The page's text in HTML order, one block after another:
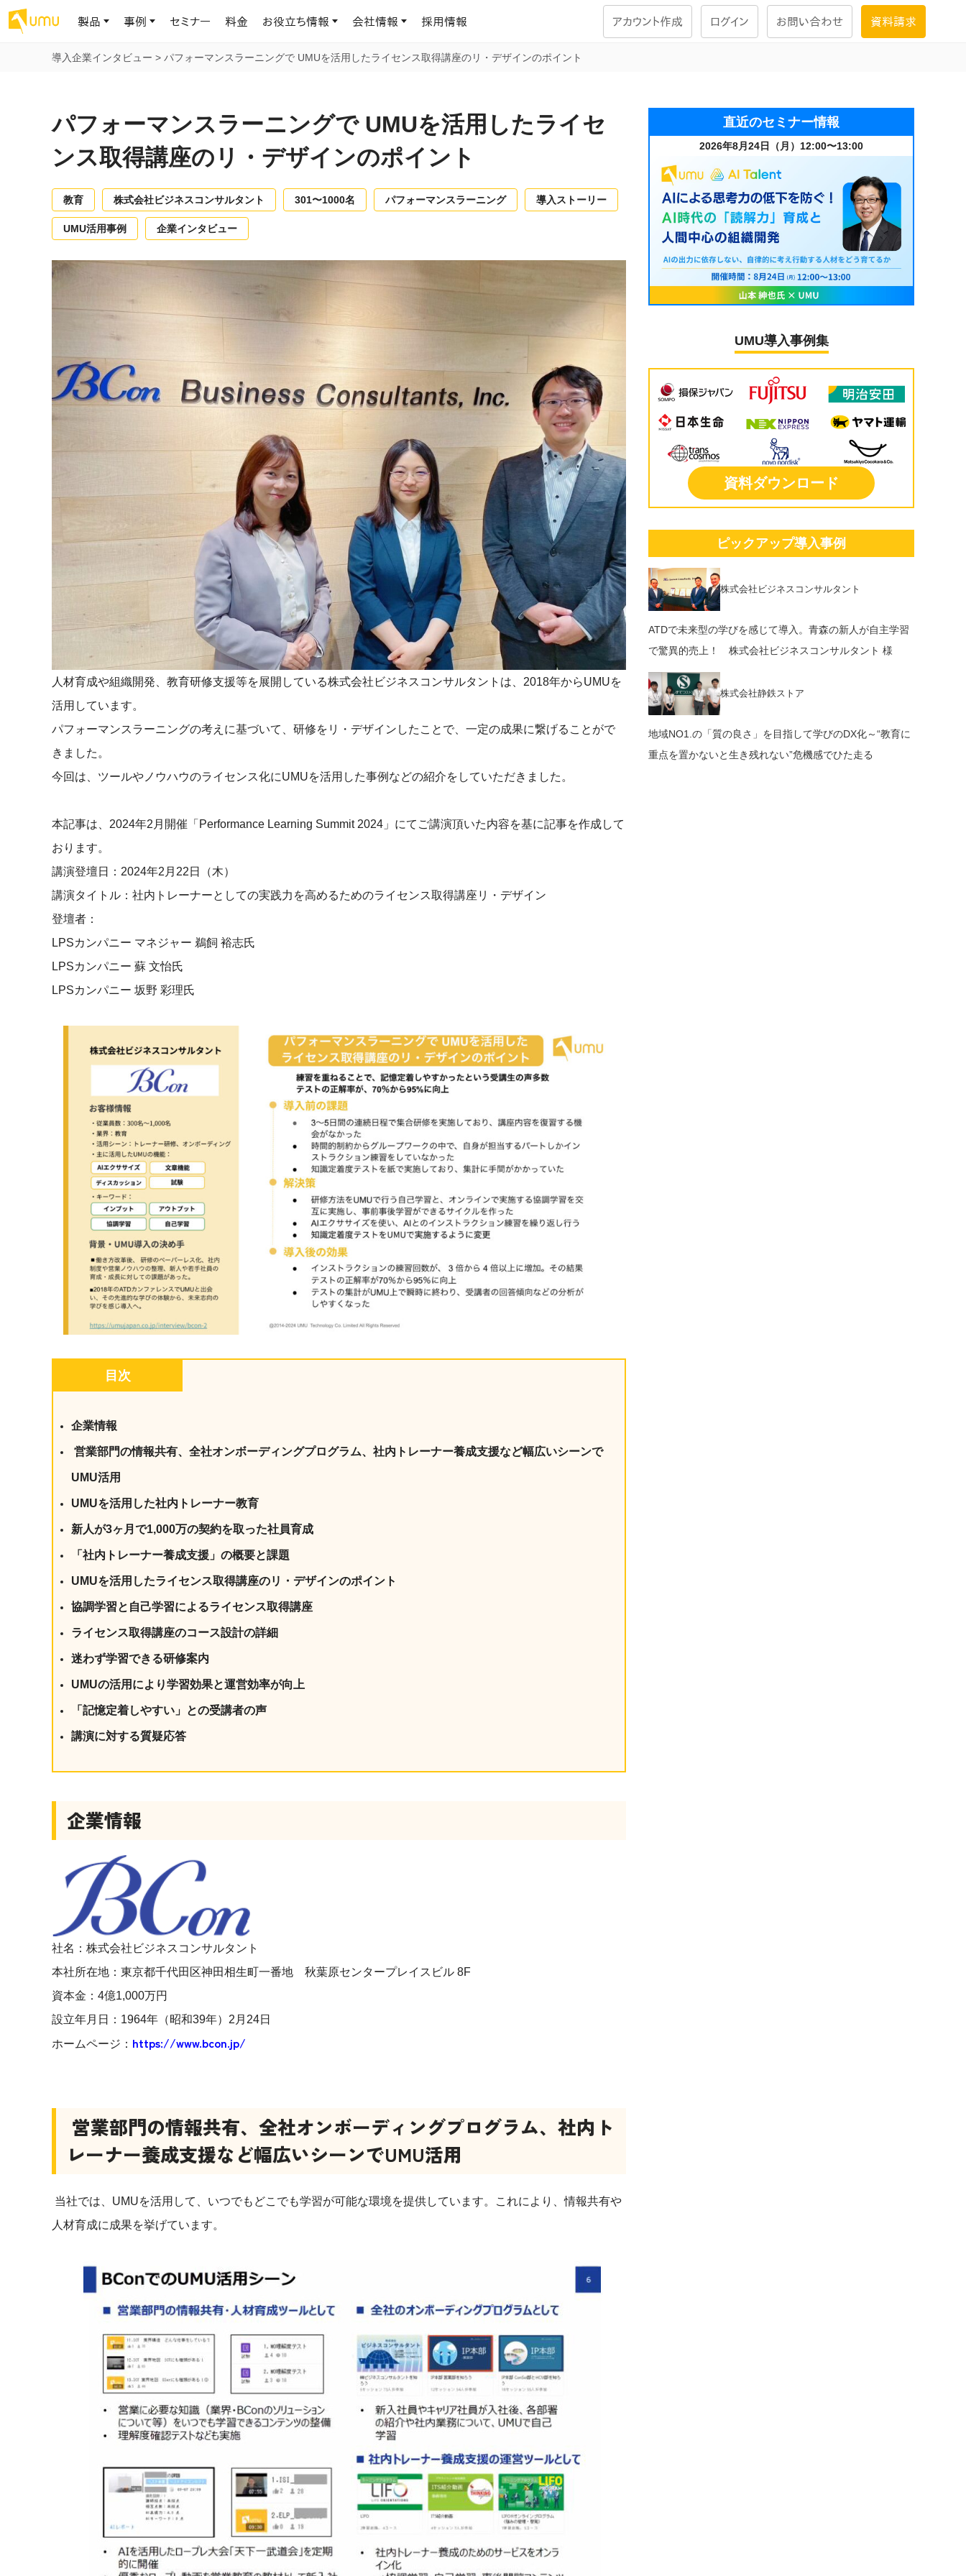
製品
AIリテラシーコース
大規模言語モデル時代のAIリテラ
シー養成オンラインコース
わずか1時間で、初学者から専門家
まで。AIを使いこなすプロンプトリテ
企業のAIリテラシーを可視化し、組
織変革を推進する人材の発掘・育
AI人材育成：次世代トップセー
ルス育成
営業担当者のAI活用力を高め、成
AI人材育成：タイムマネジメント
断。 時間の管理からエネルギーの
AI人材育成：プロジェクトマネ
AIでステークホルダー分析を行い、
戦略を立案。組織を巻き込み、成果
を出す推進力を養う
AIでオペレーション業務から解放。
AIロープレ
学習の科学に基づくAIロープレで、
現場スキルを再現可能な組織成果
へ
Chatbot
の交渉力強化までを網羅
AI部下との対話シミュレーションで
マネジメント課題を特定。個別フィ
ードバックでスキルを定着
製品紹介や営業トレーニングといっ
た、重要なビジネスプレゼンに最適
UMU AI課題
AIによる個別フィードバックで練習
の質を飛躍的に高め、スキルアップ
を実現
UMU AIビデオ
AIバーチャル講師の動画をワンクリ
ックで作成。企業研修やマニュアル
作成の手間を削減
uAsk
社内の情報資産を活用し、社員か
らの質問に回答する専属のAIアシ
スタント
UMU AIジェスチャー課題
グ
あらゆる業務シナリオに最適化され
ラーニングプラットフォーム
OJTの教育と学習
ラーニングサークル
セキュリティー
学習ツール
大画面インタラクション
学習プログラム
事例
お客様の課題解決のプロセスと成果を、インタビュー記事でご紹介し
お客様の声
導入企業一覧
セミナー 料金 お役立ち情報
AI活用や人材育成に役立つ、課題解決のための資料を無料でご提
供します
お知らせ
けします
UMUコースマーケット
きます
専門家がAIや組織開発を深掘り解説する、実践に役立つナレッジで
す
よくある質問
サービスのご利用方法や料金など、多く寄せられるご質問にお答えし
ます
会社情報
世界203カ国・国内28,000社以上の導入実績と基本情報
私たちについて
ミッション・ビジョン、社名に込められた想い
代表メッセージ
AI時代に、人間の可能性を拡張する。学びと人的資本の未来
代表・顧問
ISO認証取得済み。最高水準のセキュリティ体制
採用情報 アカウント作成 ログイン お問い合わせ 資料請求
導入企業インタビュー > パフォーマンスラーニングで UMUを活用したライセンス取得講座のリ・デザインのポイント
パフォーマンスラーニングで UMUを活用したライセ
ンス取得講座のリ・デザインのポイント
教育 株式会社ビジネスコンサルタント 301〜1000名 パフォーマンスラーニング 導入ストーリー
UMU活用事例 企業インタビュー
人材育成や組織開発、教育研修支援等を展開している株式会社ビジネスコンサルタントは、2018年からUMUを
活用しています。
パフォーマンスラーニングの考えに基づいて、研修をリ・デザインしたことで、一定の成果に繋げることがで
きました。
今回は、ツールやノウハウのライセンス化にUMUを活用した事例などの紹介をしていただきました。
本記事は、2024年2月開催「Performance Learning Summit 2024」にてご講演頂いた内容を基に記事を作成して
おります。
講演登壇日：2024年2月22日（木）
講演タイトル：社内トレーナーとしての実践力を高めるためのライセンス取得講座リ・デザイン
登壇者：
LPSカンパニー マネジャー 鵜飼 裕志氏
LPSカンパニー 蘇 文怡氏
LPSカンパニー 坂野 彩理氏
目次
企業情報
営業部門の情報共有、全社オンボーディングプログラム、社内トレーナー養成支援など幅広いシーンで
UMU活用
UMUを活用した社内トレーナー教育
新人が3ヶ月で1,000万の契約を取った社員育成
「社内トレーナー養成支援」の概要と課題
UMUを活用したライセンス取得講座のリ・デザインのポイント
協調学習と自己学習によるライセンス取得講座
ライセンス取得講座のコース設計の詳細
迷わず学習できる研修案内
UMUの活用により学習効果と運営効率が向上
「記憶定着しやすい」との受講者の声
講演に対する質疑応答
企業情報
社名：株式会社ビジネスコンサルタント
本社所在地：東京都千代田区神田相生町一番地 秋葉原センタープレイスビル 8F
資本金：4億1,000万円
設立年月日：1964年（昭和39年）2月24日
ホームページ： https://www.bcon.jp/
営業部門の情報共有、全社オンボーディングプログラム、社内ト
レーナー養成支援など幅広いシーンでUMU活用
当社では、UMUを活用して、いつでもどこでも学習が可能な環境を提供しています。これにより、情報共有や
人材育成に成果を挙げています。
直近のセミナー情報
2026年8月24日（月）12:00〜13:00
UMU導入事例集
資料ダウンロード
ピックアップ導入事例
株式会社ビジネスコンサルタント
ATDで未来型の学びを感じて導入。青森の新人が自主学習
で驚異的売上！ 株式会社ビジネスコンサルタント 様
株式会社静鉄ストア
地域NO1.の「質の良さ」を目指して学びのDX化～“教育に
重点を置かないと生き残れない”危機感でひた走る